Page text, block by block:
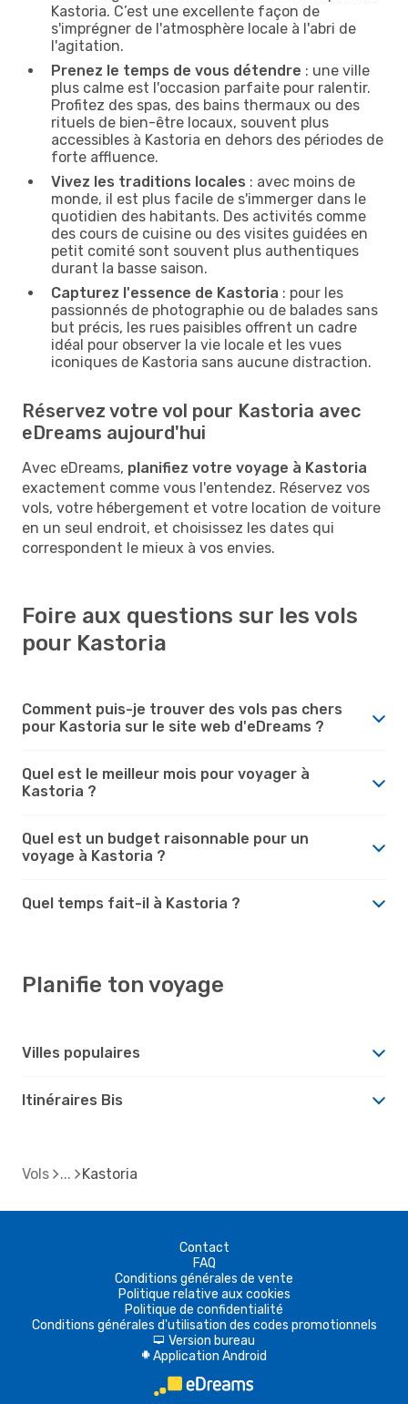
Kastoria. C’est une excellente façon de
s'imprégner de l'atmosphère locale à l'abri de
l'agitation.
Prenez le temps de vous détendre : une ville
plus calme est l'occasion parfaite pour ralentir.
Profitez des spas, des bains thermaux ou des
rituels de bien-être locaux, souvent plus
accessibles à Kastoria en dehors des périodes de
forte affluence.
Vivez les traditions locales : avec moins de
monde, il est plus facile de s'immerger dans le
quotidien des habitants. Des activités comme
des cours de cuisine ou des visites guidées en
petit comité sont souvent plus authentiques
durant la basse saison.
Capturez l'essence de Kastoria : pour les
passionnés de photographie ou de balades sans
but précis, les rues paisibles offrent un cadre
idéal pour observer la vie locale et les vues
iconiques de Kastoria sans aucune distraction.
Réservez votre vol pour Kastoria avec
eDreams aujourd'hui
Avec eDreams, planifiez votre voyage à Kastoria
exactement comme vous l'entendez. Réservez vos
vols, votre hébergement et votre location de voiture
en un seul endroit, et choisissez les dates qui
correspondent le mieux à vos envies.
Foire aux questions sur les vols
pour Kastoria
Comment puis-je trouver des vols pas chers
pour Kastoria sur le site web d'eDreams ?
Quel est le meilleur mois pour voyager à
Kastoria ?
Quel est un budget raisonnable pour un
voyage à Kastoria ?
Quel temps fait-il à Kastoria ?
Planifie ton voyage
Villes populaires
Itinéraires Bis
Vols Kastoria
Contact
FAQ
Conditions générales de vente
Politique relative aux cookies
Politique de confidentialité
Conditions générales d'utilisation des codes promotionnels
d Version bureau
A Application Android